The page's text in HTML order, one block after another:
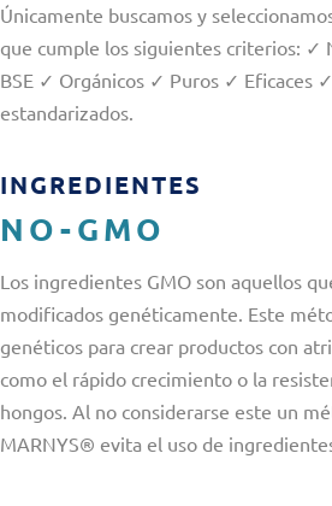
Únicamente buscamos y
que cumple los siguientes criterios: ✓
BSE ✓ Orgánicos ✓ Puros ✓ Eficaces
estandarizados.
INGREDIENTES
NO-GMO
Los ingredientes GMO son aquellos
modificados genéticamente. Este
genéticos para crear productos con
como el rápido crecimiento o la
hongos. Al no considerarse este un
MARNYS® evita el uso de